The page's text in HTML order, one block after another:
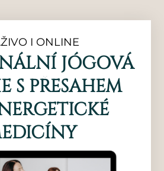
I ONLINE
JÓGOVÁ
S PŘESAHEM